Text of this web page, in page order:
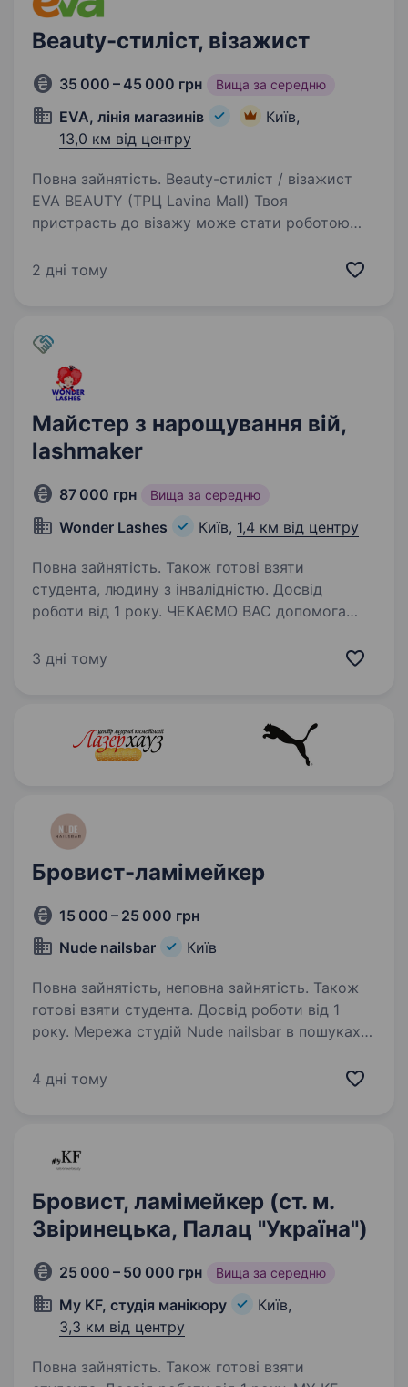
Beauty-стиліст, візажист
35 000 – 45 000 грн Вища за середню
EVA, лінія магазинів
Київ,
13,0 км від центру
Повна зайнятість. Beauty-стиліст / візажист
EVA BEAUTY (ТРЦ Lavina Mall) Твоя
пристрасть до візажу може стати роботою
який допоможе клієнтам виглядати і
2 дні тому
Майстер з нарощування вій,
lashmaker
87 000 грн Вища за середню
Wonder Lashes Київ, 1,4 км від центру
Повна зайнятість. Також готові взяти
студента, людину з інвалідністю. Досвід
роботи від 1 року. ЧЕКАЄМО ВАС допомога
в Києві 87000, повний запис із 1 дня! Cередній
3 дні тому
Бровист-ламімейкер
15 000 – 25 000 грн
Nude nailsbar
Київ
Повна зайнятість, неповна зайнятість. Також
готові взяти студента. Досвід роботи від 1
року. Мережа студій Nude nailsbar в пошуках
Гоголівська 2-А (м. Університет) вул. Верхній
4 дні тому
Бровист, ламімейкер (ст. м.
Звіринецька, Палац "Україна")
25 000 – 50 000 грн Вища за середню
My KF, студія манікюру
Київ,
3,3 км від центру
Повна зайнятість. Також готові взяти